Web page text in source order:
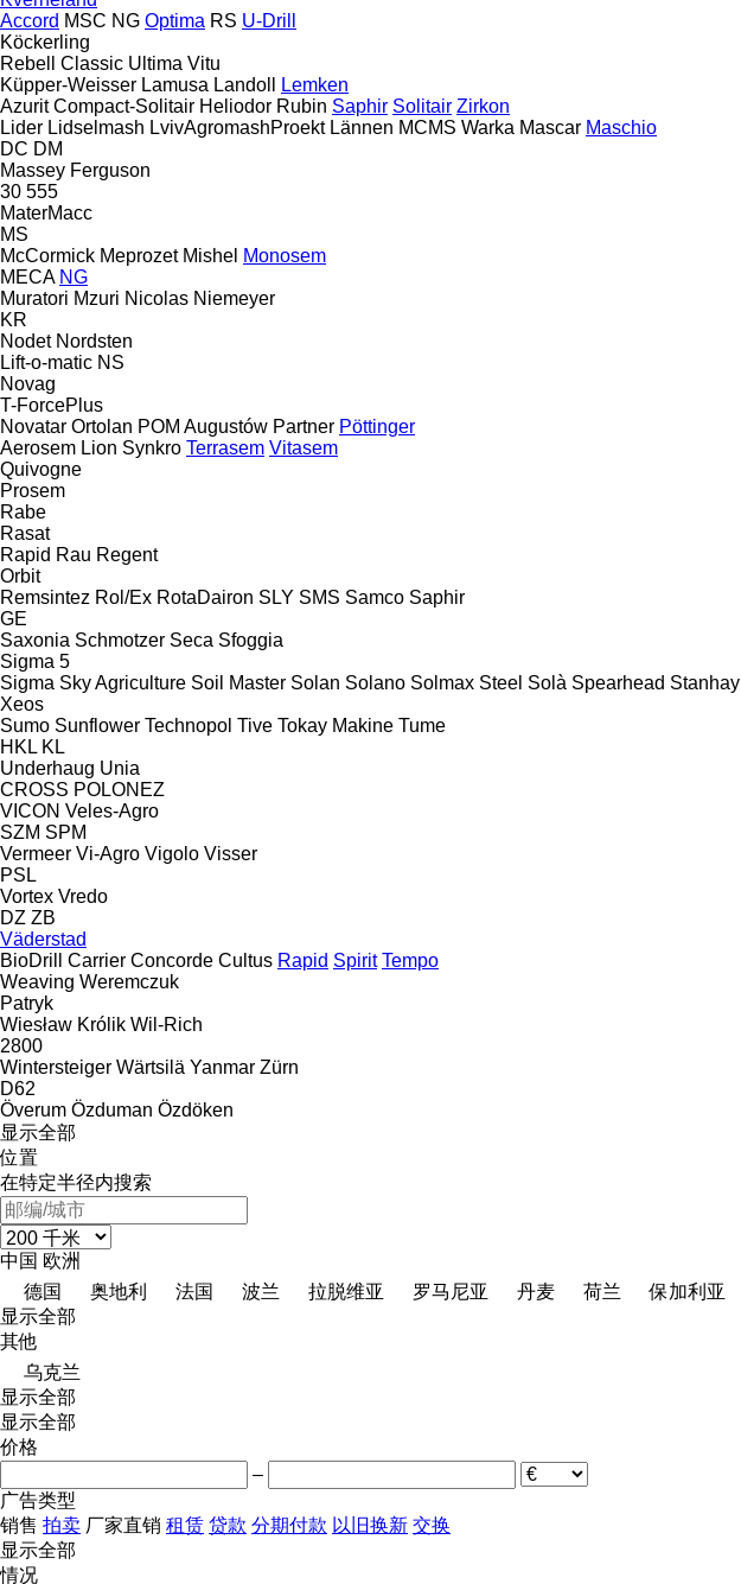
Accord MSC NG Optima RS U-Drill
Köckerling
Rebell Classic Ultima Vitu
Küpper-Weisser Lamusa Landoll
Lemken
Azurit Compact-Solitair Heliodor Rubin Saphir Solitair Zirkon
Lider Lidselmash LvivAgromashProekt Lännen MCMS Warka Mascar Maschio
DC DM
Massey Ferguson
30 555
MaterMacc
MS
McCormick Meprozet Mishel Monosem
MECA NG
Muratori Mzuri Nicolas Niemeyer
KR
Nodet Nordsten
Lift-o-matic NS
Novag
T-ForcePlus
Novatar Ortolan POM Augustów Partner Pöttinger
Aerosem Lion Synkro Terrasem Vitasem
Quivogne
Prosem
Rabe
Rasat
Rapid Rau Regent
Orbit
Remsintez Rol/Ex RotaDairon SLY SMS Samco Saphir
GE
Saxonia Schmotzer Seca Sfoggia
Sigma 5
Sigma Sky Agriculture Soil Master Solan Solano Solmax Steel Solà Spearhead Stanhay
Xeos
Sumo Sunflower Technopol Tive Tokay Makine Tume
HKL KL
Underhaug Unia
CROSS POLONEZ
VICON Veles-Agro
SZM SPM
Vermeer Vi-Agro Vigolo Visser
PSL
Vortex Vredo
DZ ZB
Väderstad
BioDrill
Carrier Concorde Cultus Rapid Spirit Tempo
Weaving Weremczuk
Patryk
Wiesław Królik Wil-Rich
2800
Wintersteiger Wärtsilä Yanmar Zürn
D62
Överum Özduman Özdöken
显示全部
位置
在特定半径内搜索
中国 欧洲
德国
奥地利 法国 波兰 拉脱维亚 罗马尼亚 丹麦 荷兰 保加利亚
显示全部
其他
乌克兰
显示全部
显示全部
价格
–
广告类型
销售 拍卖 厂家直销 租赁 贷款 分期付款 以旧换新 交换
显示全部
情况